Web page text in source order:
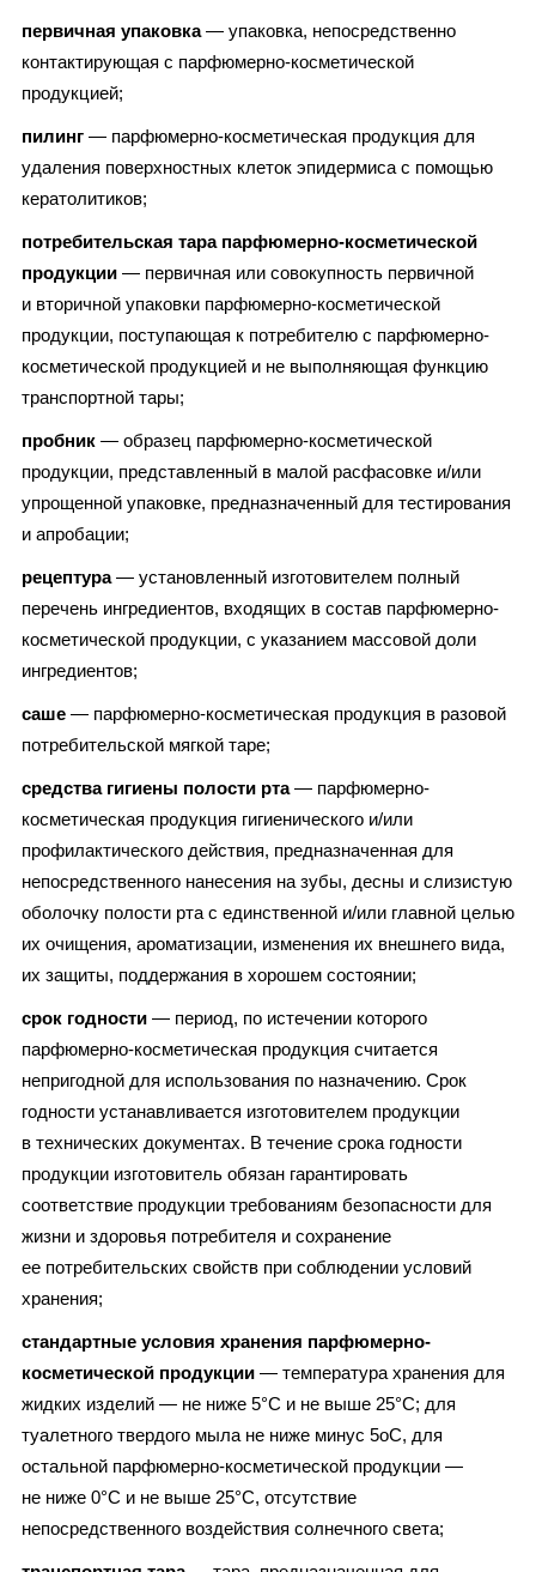
первичная упаковка— упаковка, непосредственно
контактирующая с парфюмерно-косметической
продукцией;
пилинг — парфюмерно-косметическая продукция для
удаления поверхностных клеток эпидермиса с помощью
кератолитиков;
потребительская тара парфюмерно-косметической
продукции — первичная или совокупность первичной
и вторичной упаковки парфюмерно-косметической
продукции, поступающая к потребителю с парфюмерно-
косметической продукцией и не выполняющая функцию
транспортной тары;
пробник — образец парфюмерно-косметической
продукции, представленный в малой расфасовке и/или
упрощенной упаковке, предназначенный для тестирования
и апробации;
рецептура— установленный изготовителем полный
перечень ингредиентов, входящих в состав парфюмерно-
косметической продукции, с указанием массовой доли
ингредиентов;
саше — парфюмерно-косметическая продукция в разовой
потребительской мягкой таре;
средства гигиены полости рта— парфюмерно-
косметическая продукция гигиенического и/или
профилактического действия, предназначенная для
непосредственного нанесения на зубы, десны и слизистую
оболочку полости рта с единственной и/или главной целью
их очищения, ароматизации, изменения их внешнего вида,
их защиты, поддержания в хорошем состоянии;
срок годности — период, по истечении которого
парфюмерно-косметическая продукция считается
непригодной для использования по назначению. Срок
годности устанавливается изготовителем продукции
в технических документах. В течение срока годности
продукции изготовитель обязан гарантировать
соответствие продукции требованиям безопасности для
жизни и здоровья потребителя и сохранение
ее потребительских свойств при соблюдении условий
хранения;
стандартные условия хранения парфюмерно-
косметической продукции — температура хранения для
жидких изделий — не ниже 5°С и не выше 25°С; для
туалетного твердого мыла не ниже минус 5оС, для
остальной парфюмерно-косметической продукции —
не ниже 0°С и не выше 25°С, отсутствие
непосредственного воздействия солнечного света;